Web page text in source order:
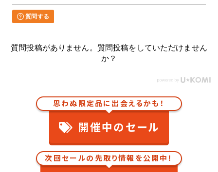
質問する
質問投稿がありません。質問投稿をしていただけません
か？
思わぬ限定品に出会えるかも！
開催中のセール
次回セールの先取り情報を公開中！